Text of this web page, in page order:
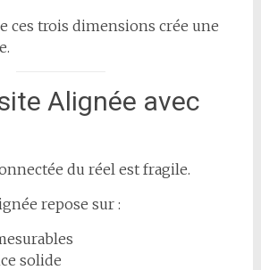
ces trois dimensions crée une
Alignée avec
du réel est fragile.
repose sur :
solide